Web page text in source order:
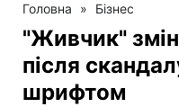
Головна » Бізнес
"Живчик"
після
шрифтом